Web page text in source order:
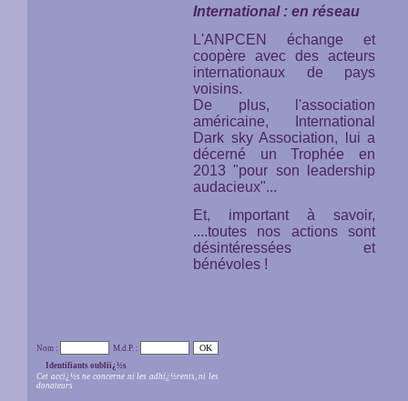
International : en réseau
L'ANPCEN échange et
coopère avec des acteurs
internationaux de pays
voisins.
De plus, l'association
américaine,
International
Dark sky Association,
lui a
décerné un Trophée en
2013 "pour son leadership
audacieux"...
Et, important à savoir,
....toutes nos actions sont
désintéressées et
bénévoles !
Nom :
M.d.P. :
Identifiants oubliï¿½s
Cet accï¿½s ne concerne ni les adhï¿½rents, ni les
donateurs